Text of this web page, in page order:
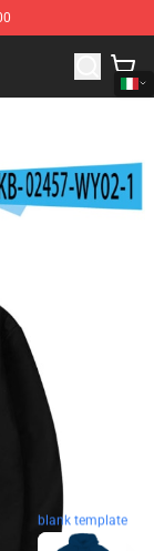
Shop
blank template